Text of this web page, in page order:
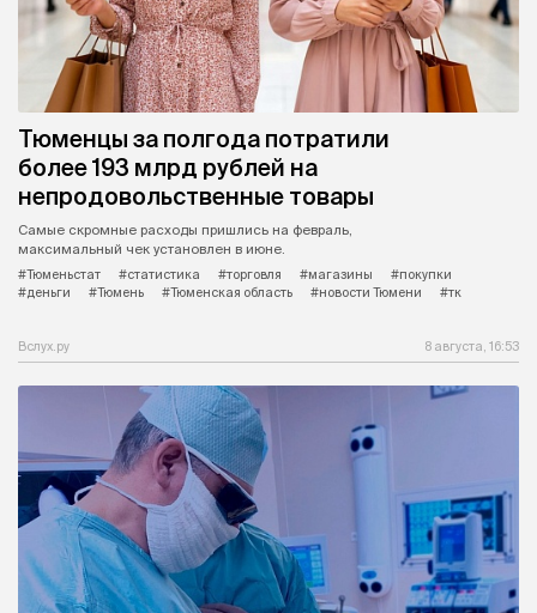
Тюменцы за полгода потратили
более 193 млрд рублей на
непродовольственные товары
Самые скромные расходы пришлись на февраль,
максимальный чек установлен в июне.
#Тюменьстат
#статистика #торговля #магазины
#покупки
#деньги
#Тюмень #Тюменская область #новости Тюмени #тк
Вслух.ру 8 августа, 16:53